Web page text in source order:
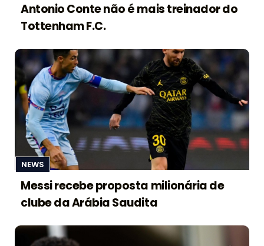
Antonio Conte não é mais treinador do
Tottenham F.C.
NEWS
Messi recebe proposta milionária de
clube da Arábia Saudita